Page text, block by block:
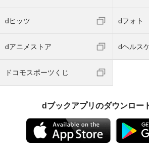
dヒッツ dフォト
dアニメストア dヘルス
ドコモスポーツくじ
dブックアプリのダウンロー